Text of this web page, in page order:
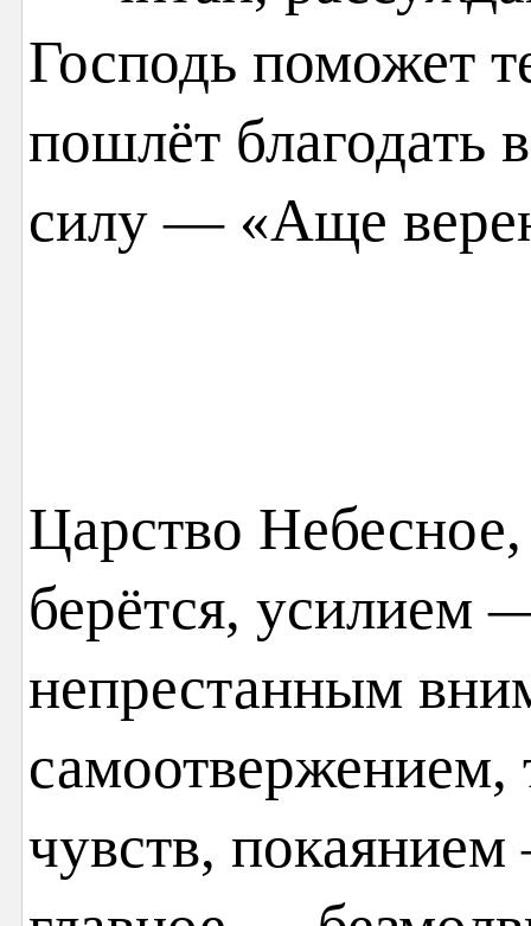
Господь поможет
пошлёт благодать
силу — «Аще
Царство
берётся, усилием
непрестанным
самоотвержением,
чувств,